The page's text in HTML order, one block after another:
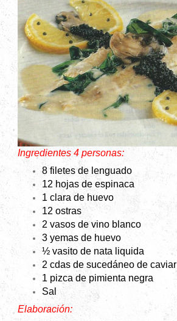
Ingredientes 4 personas:
8 filetes de lenguado
12 hojas de espinaca
1 clara de huevo
12 ostras
2 vasos de vino blanco
3 yemas de huevo
½ vasito de nata liquida
2 cdas de sucedáneo de caviar
1 pizca de pimienta negra
Sal
Elaboración: